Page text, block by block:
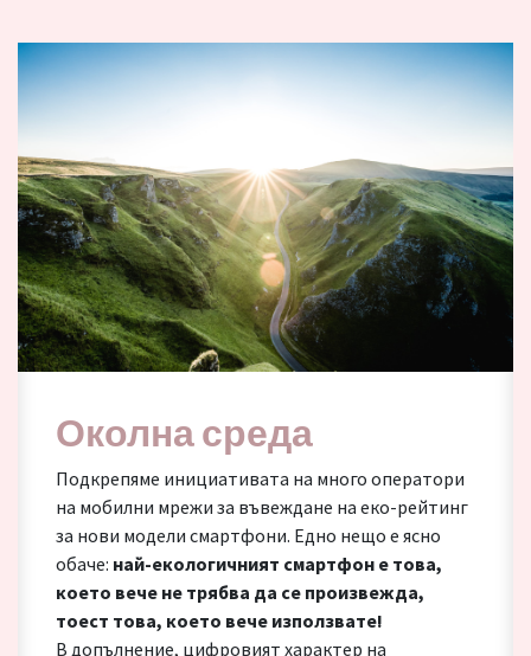
Околна среда
Подкрепяме инициативата на много оператори
на мобилни мрежи за въвеждане на еко-рейтинг
за нови модели смартфони. Едно нещо е ясно
обаче: най-екологичният смартфон е това,
което вече не трябва да се произвежда,
тоест това, което вече използвате!
В допълнение, цифровият характер на